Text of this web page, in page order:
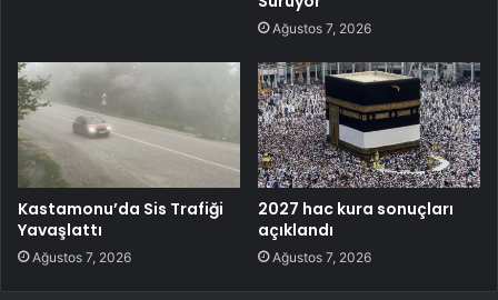
Ağustos 7, 2026
Kastamonu’da Sis Trafiği
Yavaşlattı
Ağustos 7, 2026
2027 hac kura sonuçları
açıklandı
Ağustos 7, 2026